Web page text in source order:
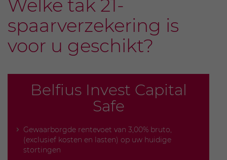
Welke tak 21-
spaarverzekering is
voor u geschikt?
Belfius Invest Capital
Safe
Gewaarborgde rentevoet van 3,00% bruto,
(exclusief kosten en lasten) op uw huidige
stortingen